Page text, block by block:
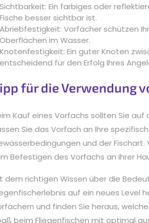
Sichtbarkeit: Ein farbiges oder
Fische besser sichtbar ist.
Abriebfestigkeit: Vorfächer schützen
Oberflächen im Wasser.
Knotenfestigkeit: Ein guter Knoten
entscheidend für den Erfolg Ihres
für die Verwendung
Kauf eines Vorfachs sollten Sie
Sie das Vorfach an Ihre
und der
Befestigen des Vorfachs an Ihrer
dem richtigen Wissen über die
auf ein neues Level
und finden Sie heraus,
beim Fliegenfischen mit optimal